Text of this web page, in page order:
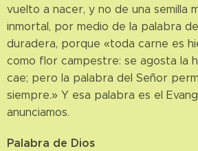
vuelto a nacer, y no de una semilla
inmortal, por medio de la palabra
duradera, porque «toda carne es
como flor campestre: se agosta la
cae; pero la palabra del Señor
siempre.» Y esa palabra es el
anunciamos.
Palabra de Dios